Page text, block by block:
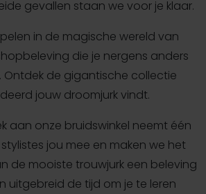
gevallen staan we voor je klaar.
in de magische wereld van
die je nergens anders
Ontdek de gigantische collectie
jouw droomjurk vindt.
aan onze bruidswinkel neemt één
jou mee en maken we het
de mooiste trouwjurk een beleving
uitgebreid de tijd om je te leren